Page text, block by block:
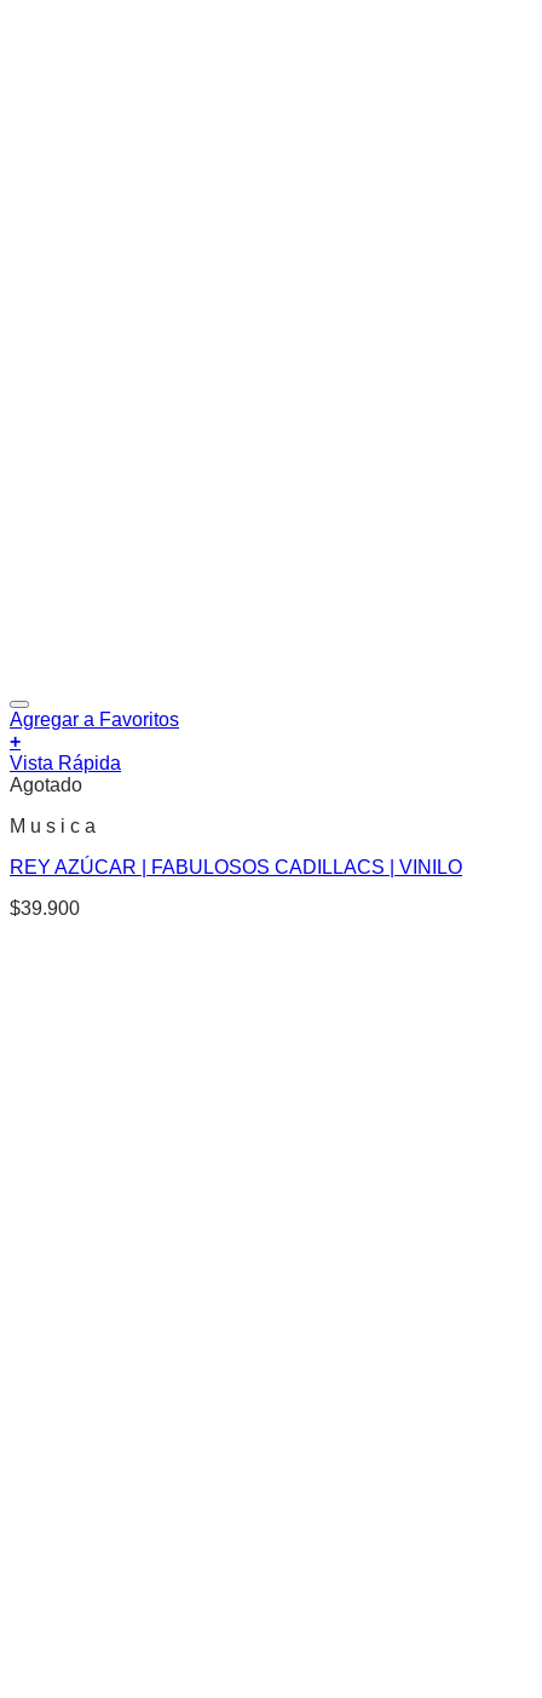
Agregar a Favoritos
+
Vista Rápida
Agotado
M u s i c a
REY AZÚCAR | FABULOSOS CADILLACS | VINILO
$39.900